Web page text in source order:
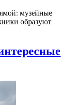
музейные
образуют